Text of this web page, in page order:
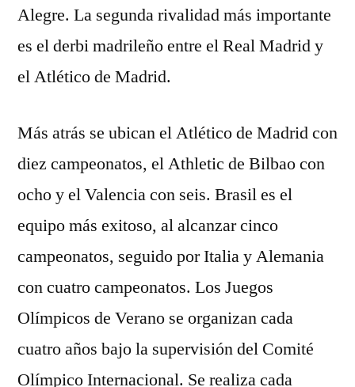
Alegre. La segunda rivalidad más importante
es el derbi madrileño entre el Real Madrid y
el Atlético de Madrid.
Más atrás se ubican el Atlético de Madrid con
diez campeonatos, el Athletic de Bilbao con
ocho y el Valencia con seis. Brasil es el
equipo más exitoso, al alcanzar cinco
campeonatos, seguido por Italia y Alemania
con cuatro campeonatos. Los Juegos
Olímpicos de Verano se organizan cada
cuatro años bajo la supervisión del Comité
Olímpico Internacional. Se realiza cada